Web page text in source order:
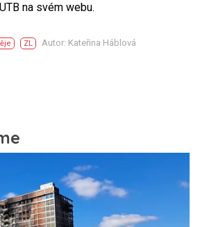
na svém webu.
ZL Autor: Kateřina Háblová